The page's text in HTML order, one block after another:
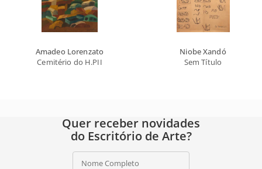
Amadeo Lorenzato
Cemitério do H.PII
Niobe Xandó
Sem Título
Quer receber novidades
do Escritório de Arte?
Nome Completo